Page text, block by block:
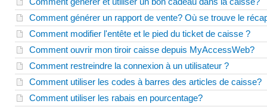
Comment générer un rapport de vente? Où se trouve le
Comment modifier l'entête et le pied du ticket de caisse ?
Comment ouvrir mon tiroir caisse depuis MyAccessWeb?
Comment restreindre la connexion à un utilisateur ?
Comment utiliser les codes à barres des articles de caisse?
Comment utiliser les rabais en pourcentage?